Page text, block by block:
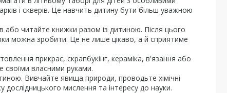
і скверів. Це навчить дитину бути більш уважною
або читайте книжки разом із дитиною. Після цього
можна зробити. Це не лише цікаво, а й сприятиме
прикрас, скрапбукінг, кераміка, в'язання або
своїми власними руками.
Вивчайте явища природи, проводьте хімічні
мислення та інтересу до науки.